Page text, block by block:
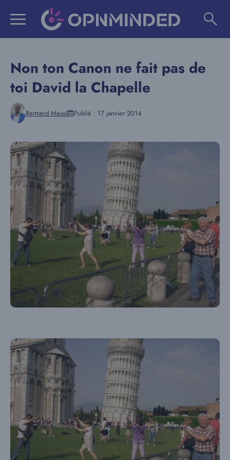
Non ton Canon ne fait pas de
toi David la Chapelle
Bertrand Messi Publié : 17 janvier 2014